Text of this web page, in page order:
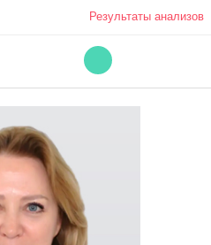
Результаты анализов